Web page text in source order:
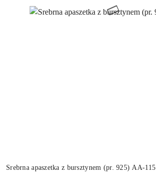
Srebrna apaszetka z bursztynem (pr. 925) AA-115